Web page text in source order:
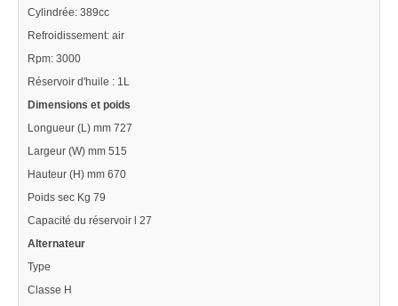
Cylindrée: 389cc
Refroidissement: air
Rpm: 3000
Réservoir d'huile : 1L
Dimensions et poids
Longueur (L) mm 727
Largeur (W) mm 515
Hauteur (H) mm 670
Poids sec Kg 79
Capacité du réservoir l 27
Alternateur
Type
Classe H